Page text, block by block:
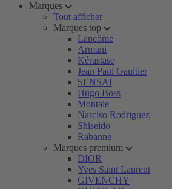
Marques
Tout afficher
Marques top
Lancôme
Armani
Kérastase
Jean Paul Gaultier
SENSAI
Hugo Boss
Montale
Narciso Rodriguez
Shiseido
Rabanne
Marques premium
DIOR
Yves Saint Laurent
GIVENCHY